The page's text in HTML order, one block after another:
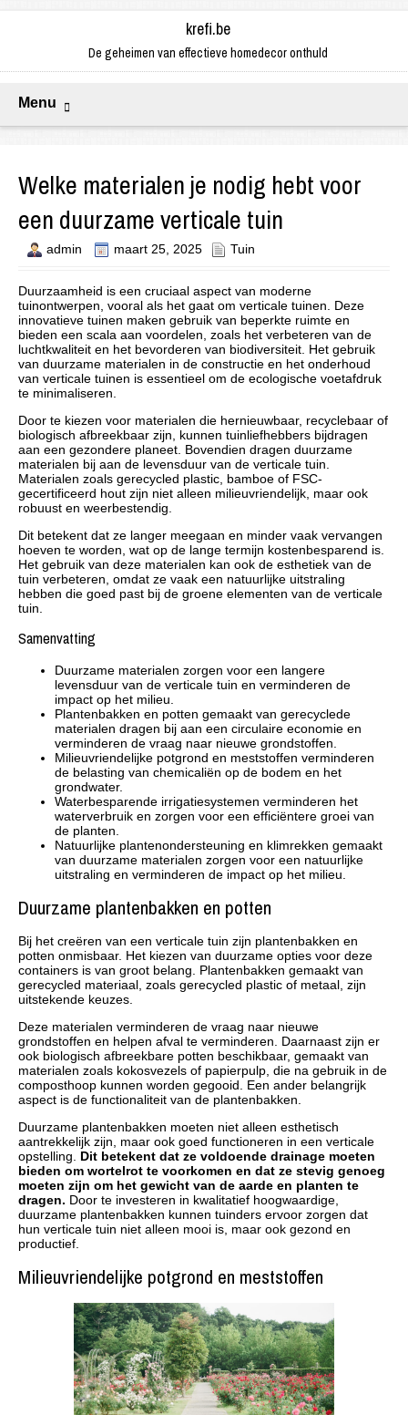
krefi.be
De geheimen van effectieve homedecor onthuld
Menu
Welke materialen je nodig hebt voor
een duurzame verticale tuin
admin maart 25, 2025 Tuin
Duurzaamheid is een cruciaal aspect van moderne
tuinontwerpen, vooral als het gaat om verticale tuinen. Deze
innovatieve tuinen maken gebruik van beperkte ruimte en
bieden een scala aan voordelen, zoals het verbeteren van de
luchtkwaliteit en het bevorderen van biodiversiteit. Het gebruik
van duurzame materialen in de constructie en het onderhoud
van verticale tuinen is essentieel om de ecologische voetafdruk
te minimaliseren.
Door te kiezen voor materialen die hernieuwbaar, recyclebaar of
biologisch afbreekbaar zijn, kunnen tuinliefhebbers bijdragen
aan een gezondere planeet. Bovendien dragen duurzame
materialen bij aan de levensduur van de verticale tuin.
Materialen zoals gerecycled plastic, bamboe of FSC-
gecertificeerd hout zijn niet alleen milieuvriendelijk, maar ook
robuust en weerbestendig.
Dit betekent dat ze langer meegaan en minder vaak vervangen
hoeven te worden, wat op de lange termijn kostenbesparend is.
Het gebruik van deze materialen kan ook de esthetiek van de
tuin verbeteren, omdat ze vaak een natuurlijke uitstraling
hebben die goed past bij de groene elementen van de verticale
tuin.
Samenvatting
Duurzame materialen zorgen voor een langere
levensduur van de verticale tuin en verminderen de
impact op het milieu.
Plantenbakken en potten gemaakt van gerecyclede
materialen dragen bij aan een circulaire economie en
verminderen de vraag naar nieuwe grondstoffen.
Milieuvriendelijke potgrond en meststoffen verminderen
de belasting van chemicaliën op de bodem en het
grondwater.
Waterbesparende irrigatiesystemen verminderen het
waterverbruik en zorgen voor een efficiëntere groei van
de planten.
Natuurlijke plantenondersteuning en klimrekken gemaakt
van duurzame materialen zorgen voor een natuurlijke
uitstraling en verminderen de impact op het milieu.
Duurzame plantenbakken en potten
Bij het creëren van een verticale tuin zijn plantenbakken en
potten onmisbaar. Het kiezen van duurzame opties voor deze
containers is van groot belang. Plantenbakken gemaakt van
gerecycled materiaal, zoals gerecycled plastic of metaal, zijn
uitstekende keuzes.
Deze materialen verminderen de vraag naar nieuwe
grondstoffen en helpen afval te verminderen. Daarnaast zijn er
ook biologisch afbreekbare potten beschikbaar, gemaakt van
materialen zoals kokosvezels of papierpulp, die na gebruik in de
composthoop kunnen worden gegooid. Een ander belangrijk
aspect is de functionaliteit van de plantenbakken.
Duurzame plantenbakken moeten niet alleen esthetisch
aantrekkelijk zijn, maar ook goed functioneren in een verticale
opstelling. Dit betekent dat ze voldoende drainage moeten
bieden om wortelrot te voorkomen en dat ze stevig genoeg
moeten zijn om het gewicht van de aarde en planten te
dragen. Door te investeren in kwalitatief hoogwaardige,
duurzame plantenbakken kunnen tuinders ervoor zorgen dat
hun verticale tuin niet alleen mooi is, maar ook gezond en
productief.
Milieuvriendelijke potgrond en meststoffen